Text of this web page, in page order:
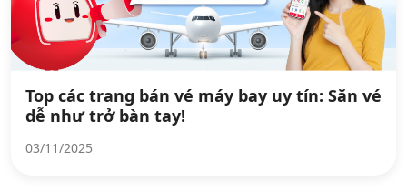
Top các trang bán vé máy bay uy tín: Săn vé
dễ như trở bàn tay!
03/11/2025